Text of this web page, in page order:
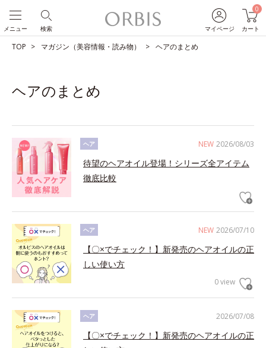
マイページ
0
カート
検索
メニュー
TOP マガジン（美容情報・読み物） ヘアのまとめ
ヘアのまとめ
NEW 2026/08/03
ヘア
待望のヘアオイル登場！シリーズ全アイテム
徹底比較
NEW 2026/07/10
ヘア
【〇×でチェック！】新発売のヘアオイルの正
しい使い方
0 view
2026/07/08
ヘア
【〇×でチェック！】新発売のヘアオイルの正